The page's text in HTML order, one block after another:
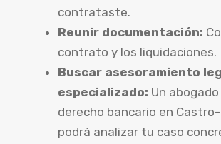
contrataste.
Reunir documentación:
contrato y los liquidaciones.
Buscar asesoramiento
especializado: Un
derecho bancario en
podrá analizar tu caso